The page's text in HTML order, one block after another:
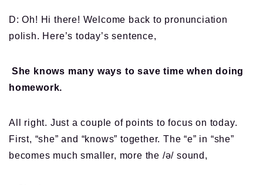
D: Oh! Hi there! Welcome back to pronunciation
polish. Here’s today’s sentence,
She knows many ways to save time when doing
homework.
All right. Just a couple of points to focus on today.
First, “she” and “knows” together. The “e” in “she”
becomes much smaller, more the /ə/ sound,